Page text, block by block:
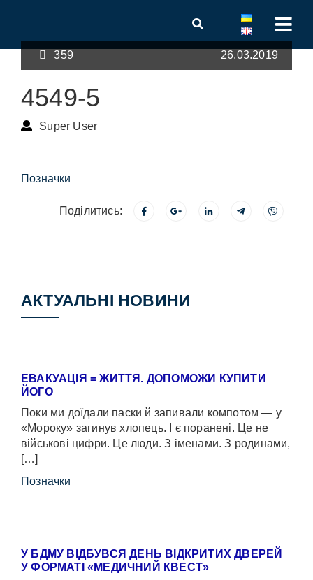
359 26.03.2019
4549-5
Super User
Позначки
Поділитись:
АКТУАЛЬНІ НОВИНИ
ЕВАКУАЦІЯ = ЖИТТЯ. ДОПОМОЖИ КУПИТИ
ЙОГО
Поки ми доїдали паски й запивали компотом — у
«Мороку» загинув хлопець. І є поранені. Це не
військові цифри. Це люди. З іменами. З родинами,
[…]
Позначки
У БДМУ ВІДБУВСЯ ДЕНЬ ВІДКРИТИХ ДВЕРЕЙ
У ФОРМАТІ «МЕДИЧНИЙ КВЕСТ»